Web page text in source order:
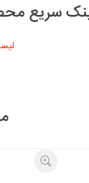
سریع